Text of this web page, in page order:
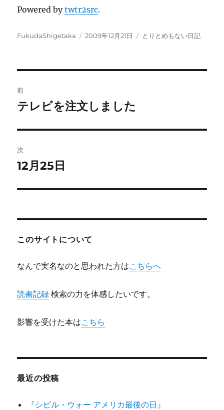
Powered bytwtr2src.
投
FukudaShigetaka
投
2009年12月21日
カ
とりとめもない日記
稿
ビ
ゲ
ー
前
前
投
稿:
テレビを注文しました
次
次
投
12月25日
このサイトについて
なんで実名なのと思われた方はこちらへ
読書記録 検索の力を体感したいです。
影響を受けた本はこちら
最近の投稿
『シビル・ウォー アメリカ最後の日』